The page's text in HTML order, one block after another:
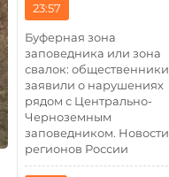
23:57
Буферная зона
заповедника или зона
свалок: общественники
заявили о нарушениях
рядом с Центрально-
Черноземным
заповедником. Новости
регионов России